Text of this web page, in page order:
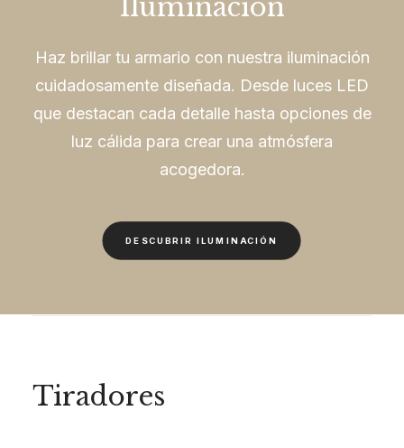
Iluminación
Haz brillar tu armario con nuestra iluminación
cuidadosamente diseñada. Desde luces LED
que destacan cada detalle hasta opciones de
luz cálida para crear una atmósfera
acogedora.
DESCUBRIR ILUMINACIÓN
Tiradores